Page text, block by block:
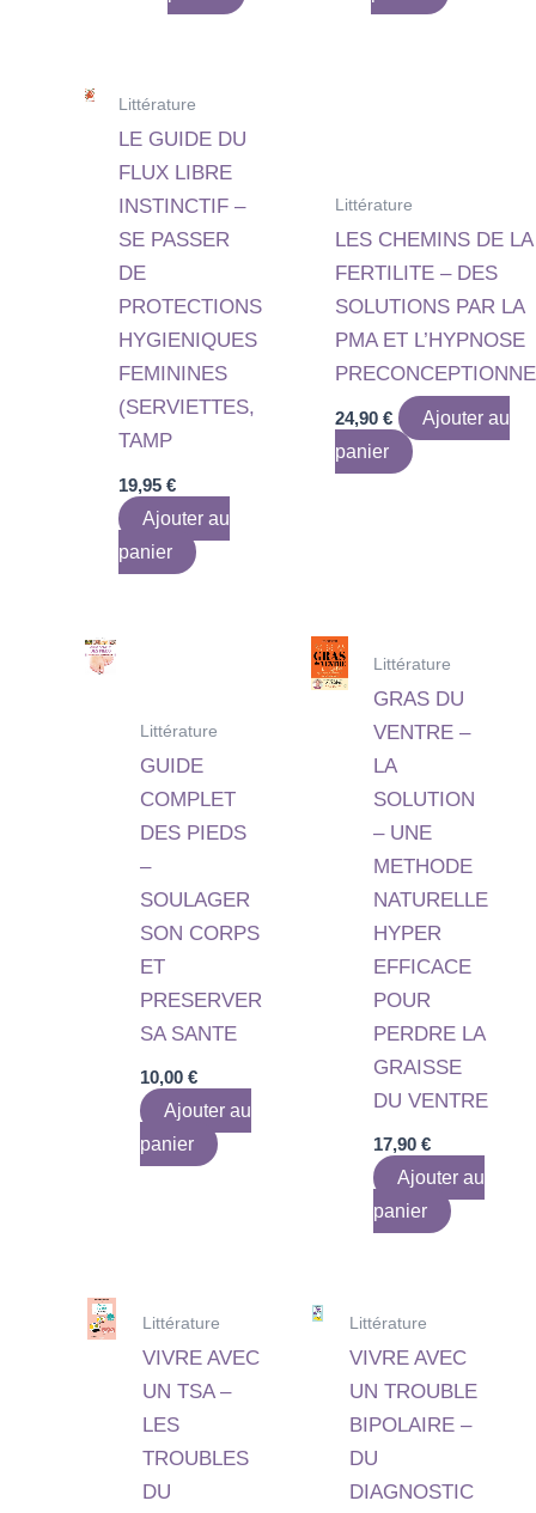
Littérature
LE GUIDE DU
FLUX LIBRE
INSTINCTIF –
SE PASSER
DE
PROTECTIONS
HYGIENIQUES
FEMININES
(SERVIETTES,
TAMP
19,95€
Ajouter au
panier
Littérature
LES CHEMINS DE LA
FERTILITE – DES
SOLUTIONS PAR LA
PMA ET L’HYPNOSE
24,90 €
Ajouter au
panier
Littérature
GUIDE
COMPLET
DES PIEDS
–
SOULAGER
SON CORPS
ET
PRESERVER
SA SANTE
10,00€
Ajouter au
panier
Littérature
GRAS DU
VENTRE –
LA
SOLUTION
– UNE
METHODE
NATURELLE
HYPER
EFFICACE
POUR
PERDRE LA
GRAISSE
DU VENTRE
17,90 €
Ajouter au
panier
Littérature
VIVRE AVEC
UN TSA –
LES
TROUBLES
DU
Littérature
VIVRE AVEC
UN TROUBLE
BIPOLAIRE –
DU
DIAGNOSTIC